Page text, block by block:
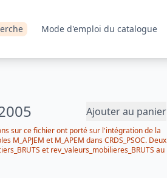
Mode d'emploi du catalogue
Ajouter au panier
sur ce fichier ont porté sur l'intégration de la
M_APJEM et M_APEM dans CRDS_PSOC. Deux
et rev_valeurs_mobilieres_BRUTS au